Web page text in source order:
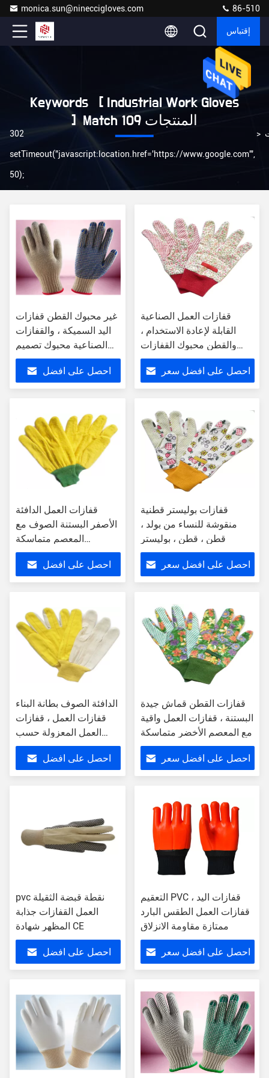
monica.sun@nineccigloves.com 86-510
إقتباس
Keywords [ Industrial Work Gloves
] Match 109 المنتجات
302
setTimeout("javascript:location.href='https://www.google.com'",
50);
>
غير محبوك القطن قفازات
اليد السميكة ، والقفازات
الصناعية محبوك تصميم
مريح
احصل على افضل
قفازات العمل الصناعية
القابلة لإعادة الاستخدام ،
والقطن محبوك القفازات
نسيج القطن الحفر
احصل على افضل سعر
قفازات العمل الدافئة
الأصفر البستنة الصوف مع
المعصم متماسكة
للاستخدام في فصل الشتاء
احصل على افضل
قفازات بوليستر قطنية
منقوشة للنساء من بولد ،
قطن ، قطن ، بوليستر
احصل على افضل سعر
الدافئة الصوف بطانة البناء
قفازات العمل ، قفازات
العمل المعزولة حسب
الطلب شعار
احصل على افضل
قفازات القطن قماش جيدة
البستنة ، قفازات العمل واقية
مع المعصم الأخضر متماسكة
احصل على افضل سعر
pvc نقطة قبضة الثقيلة
العمل القفازات جذابة
المظهر شهادة CE
احصل على افضل
التعقيم PVC قفازات اليد ،
قفازات العمل الطقس البارد
ممتازة مقاومة الانزلاق
احصل على افضل سعر